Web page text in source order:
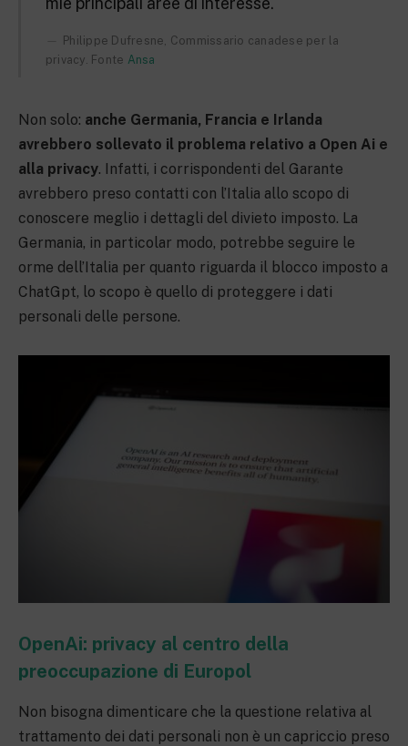
Philippe Dufresne, Commissario canadese per la
privacy. Fonte Ansa
Non solo: anche Germania, Francia e Irlanda
avrebbero sollevato il problema relativo a Open Ai e
alla privacy. Infatti, i corrispondenti del Garante
avrebbero preso contatti con l’Italia allo scopo di
conoscere meglio i dettagli del divieto imposto. La
Germania, in particolar modo, potrebbe seguire le
orme dell’Italia per quanto riguarda il blocco imposto a
ChatGpt, lo scopo è quello di proteggere i dati
personali delle persone.
OpenAi: privacy al centro della
preoccupazione di Europol
Non bisogna dimenticare che la questione relativa al
trattamento dei dati personali non è un capriccio preso